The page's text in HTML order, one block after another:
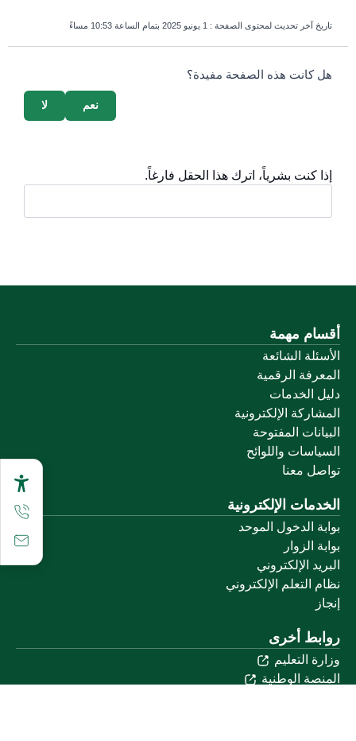
تاريخ آخر تحديث لمحتوى الصفحة : 1 يونيو 2025 بتمام الساعة 10:53 مساءً
survey_v2
هل كانت هذه الصفحة مفيدة؟
لا نعم
إذا كنت بشرياً، اترك هذا الحقل فارغاً.
أقسام مهمة
الأسئلة الشائعة
المعرفة الرقمية
دليل الخدمات
المشاركة الإلكترونية
البيانات المفتوحة
السياسات واللوائح
تواصل معنا
الخدمات الإلكترونية
بوابة الدخول الموحد
بوابة الزوار
البريد الإلكتروني
نظام التعلم الإلكتروني
إنجاز
روابط أخرى
وزارة التعليم
المنصة الوطنية